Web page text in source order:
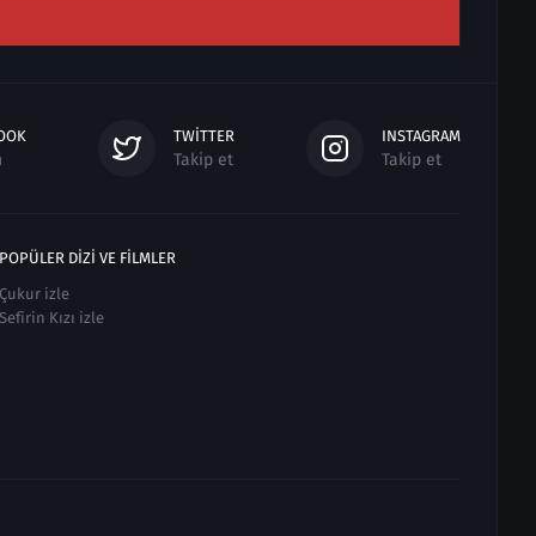
TWITTER
Takip et
INSTAGRAM
Takip et
POPÜLER DIZI VE FILMLER
Çukur izle
Sefirin Kızı izle